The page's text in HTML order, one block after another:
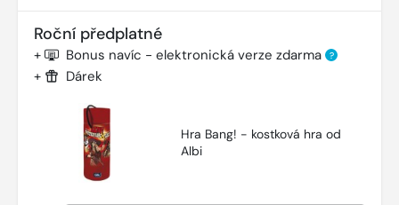
Roční předplatné
+ Bonus navíc - elektronická verze zdarma ?
+ Dárek
Hra Bang! - kostková hra od
Albi